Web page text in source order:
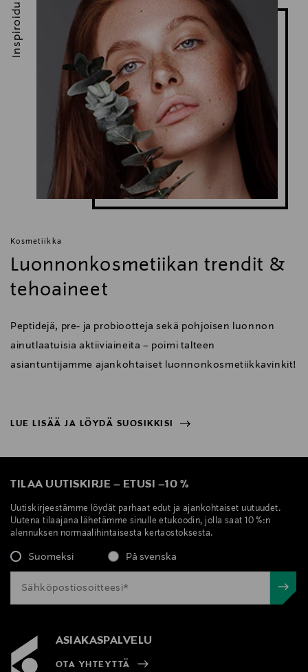
Kosmetiikka
Luonnonkosmetiikan trendit &
tehoaineet
Peptidejä, pre- ja probiootteja sekä pohjoisen luonnon
ainutlaatuisia aktiiviaineita – poimi talteen
asiantuntijamme ajankohtaiset luonnonkosmetiikkavinkit!
LUE LISÄÄ JA LÖYDÄ SUOSIKKISI
Inspiroidu
TILAA UUTISKIRJE – ETUSI –10 %
Uutiskirjeestämme löydät parhaat edut ja ajankohtaiset uutuudet.
Uutena tilaajana lähetämme sinulle etukoodin, jolla saat 10 %:n
alennuksen normaalihintaisesta kertaostoksesta.
Suomeksi På svenska
ASIAKASPALVELU
OTA YHTEYTTÄ